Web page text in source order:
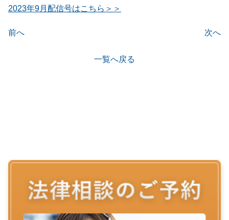
2023年9月配信号はこちら＞＞
前へ 次へ
一覧へ戻る